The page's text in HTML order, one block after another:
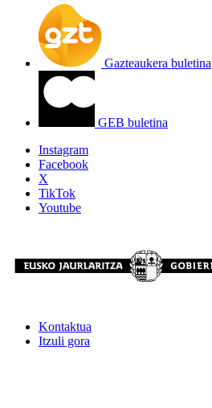
Gazteaukera buletina
GEB buletina
Instagram
Facebook
X
TikTok
Youtube
Kontaktua
Itzuli gora